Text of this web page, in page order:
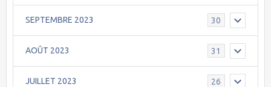
SEPTEMBRE 2023 30
AOÛT 2023 31
JUILLET 2023 26